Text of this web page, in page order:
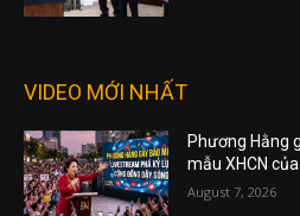
VIDEO MỚI NHẤT
Phương Hằng
mẫu XHCN
August 7, 2026